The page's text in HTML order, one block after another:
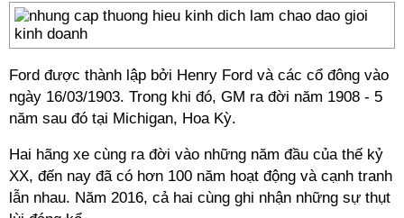
Ford được thành lập bởi Henry Ford và các cổ đông vào
ngày 16/03/1903. Trong khi đó, GM ra đời năm 1908 - 5
năm sau đó tại Michigan, Hoa Kỳ.
Hai hãng xe cùng ra đời vào những năm đầu của thế kỷ
XX, đến nay đã có hơn 100 năm hoạt động và cạnh tranh
lẫn nhau. Năm 2016, cả hai cùng ghi nhận những sự thụt